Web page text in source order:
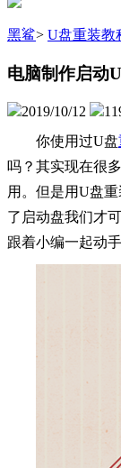
黑鲨> U盘重装教
电脑制作启动
2019/10/12
你使用过U盘
吗？其实现在很
用。但是用U盘
了启动盘我们才
跟着小编一起动手